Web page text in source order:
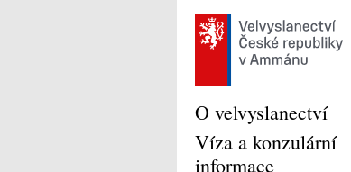
O velvyslanectví
Víza a konzulární
informace